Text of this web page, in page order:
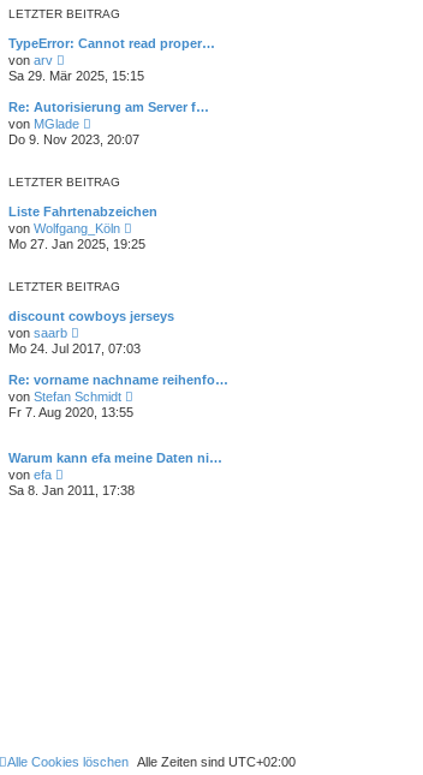
e
t
a
s
e
r
e
t
r
a
LETZTER BEITRAG
TypeError: Cannot read proper…
von arv
e
u
e
s
t
e
e
t
r
a
Sa 29. Mär 2025, 15:15
Re: Autorisierung am Server f…
von MGlade
e
u
s
e
r
B
e
r
g
Do 9. Nov 2023, 20:07
LETZTER BEITRAG
Liste Fahrtenabzeichen
von Wolfgang_Köln
e
u
e
r
e
t
r
a
Mo 27. Jan 2025, 19:25
LETZTER BEITRAG
discount cowboys jerseys
von saarb
e
u
s
t
e
e
t
Mo 24. Jul 2017, 07:03
Re: vorname nachname reihenfo…
von Stefan Schmidt
e
s
t
r
Fr 7. Aug 2020, 13:55
Warum kann efa meine Daten ni…
von efa
e
u
Sa 8. Jan 2011, 17:38
Alle Zeiten sind UTC+02:00
Alle Cookies löschen